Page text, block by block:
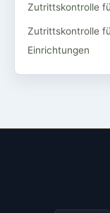
Zutrittskontrolle
Zutrittskontrolle
Einrichtungen